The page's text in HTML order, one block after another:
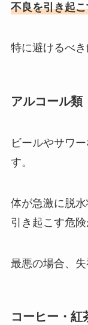
不良を引き起
特に避けるべき
アルコール類
ビールやサワ
す。
体が急激に脱
引き起こす危険
最悪の場合、失
コーヒー・紅